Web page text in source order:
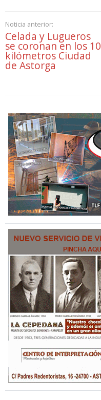
Noticia anterior:
Celada y Lugueros
se coronan en los 10
kilómetros Ciudad
de Astorga